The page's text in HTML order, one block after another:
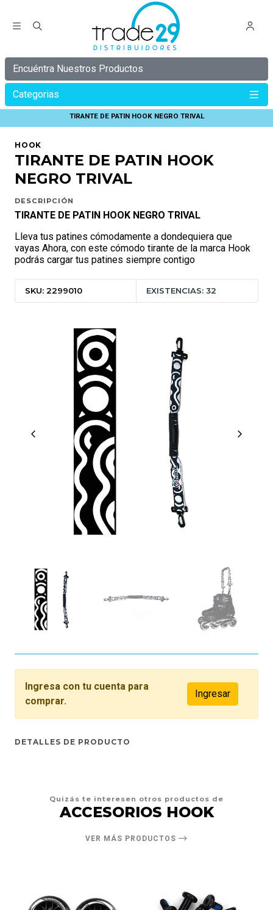
Encuéntra Nuestros Productos
Categorias
TIRANTE DE PATIN HOOK NEGRO TRIVAL
HOOK
TIRANTE DE PATIN HOOK
NEGRO TRIVAL
DESCRIPCIÓN
TIRANTE DE PATIN HOOK NEGRO TRIVAL
Lleva tus patines cómodamente a dondequiera que
vayas Ahora, con este cómodo tirante de la marca Hook
podrás cargar tus patines siempre contigo
SKU: 2299010 EXISTENCIAS: 32
Ingresa con tu cuenta para
comprar.
Ingresar
DETALLES DE PRODUCTO
Quizás te interesen otros productos de
ACCESORIOS HOOK
VER MÁS PRODUCTOS